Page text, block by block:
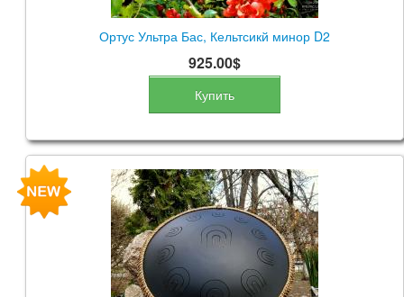
Ортус Ультра Бас, Кельтсикй минор D2
925.00$
Купить